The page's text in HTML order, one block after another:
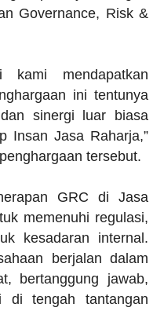
Governance, Risk &
kami mendapatkan
ini tentunya
sinergi luar biasa
Insan Jasa Raharja,”
tersebut.
GRC di Jasa
memenuhi regulasi,
kesadaran internal.
berjalan dalam
bertanggung jawab,
di tengah tantangan